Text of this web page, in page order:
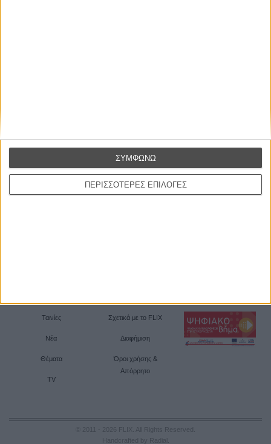
ΠΕΡΙΣΣΟΤΕΡΕΣ ΕΠΙΛΟΓΕΣ
ΣΥΜΦΩΝΩ
Ταινίες
Νέα
Θέματα
TV
Σχετικά με το FLIX
Διαφήμιση
Όροι χρήσης &
Απόρρητο
© 2011 - 2026 FLIX. All Rights Reserved.
Handcrafted by Radial